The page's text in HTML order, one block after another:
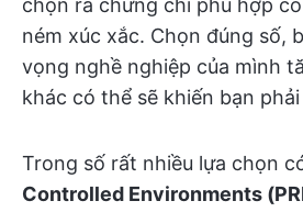
chọn ra chứng chỉ phù hợp
ném xúc xắc. Chọn đúng số,
vọng nghề nghiệp của mình
khác có thể sẽ khiến bạn
Trong số rất nhiều lựa chọn
Controlled Environments